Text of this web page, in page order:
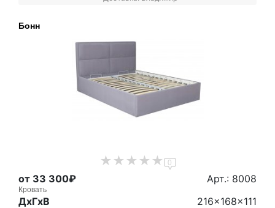
Бонн
0
от 33 300₽ Арт.: 8008
Кровать
ДxГxВ 216x168x111